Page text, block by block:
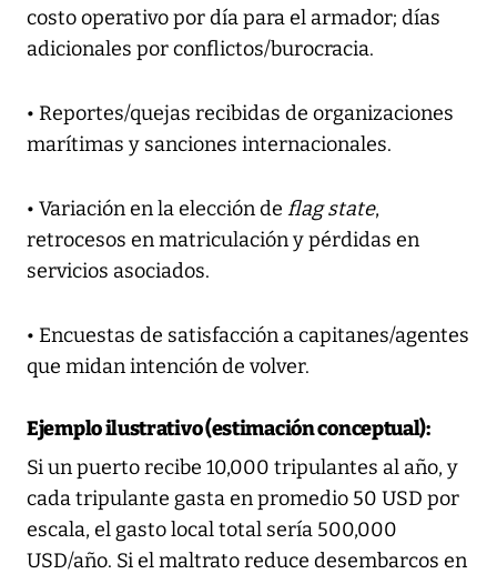
costo operativo por día para el armador; días
adicionales por conflictos/burocracia.
• Reportes/quejas recibidas de organizaciones
marítimas y sanciones internacionales.
• Variación en la elección de flag state,
retrocesos en matriculación y pérdidas en
servicios asociados.
• Encuestas de satisfacción a capitanes/agentes
que midan intención de volver.
Ejemplo ilustrativo (estimación conceptual):
Si un puerto recibe 10,000 tripulantes al año, y
cada tripulante gasta en promedio 50 USD por
escala, el gasto local total sería 500,000
USD/año. Si el maltrato reduce desembarcos en